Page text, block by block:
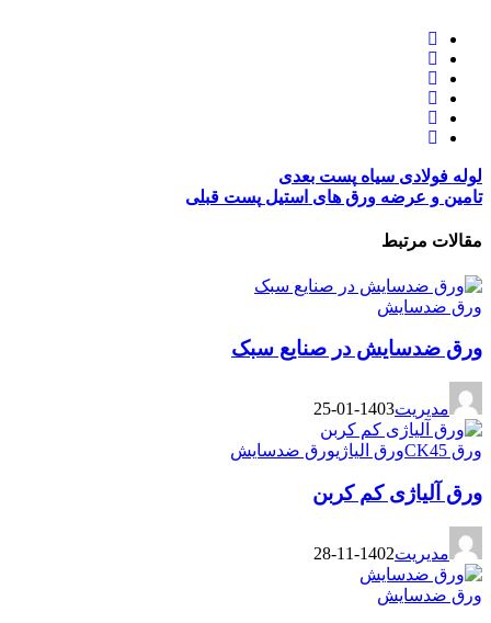
لوله فولادی سیاه پست بعدی
تامین و عرضه ورق های استیل پست قبلی
مقالات مرتبط
ورق ضدسایش
ورق ضدسایش در صنایع سبک
مدیریت1403-01-25
ورق CK45 ورق الیاژیورق ضدسایش
ورق آلیاژی کم کربن
مدیریت1402-11-28
ورق ضدسایش